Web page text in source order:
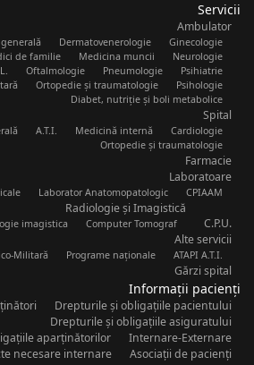
Servicii
Ambulator
Dermatovenerologie
Ginecologie
de familie Medicina muncii
Neurologie
Oftalmologie Pneumologie
Psihiatrie
Ortopedie și traumatologie
Psihologie
Diabet, nutriție și boli metabolice
Spital
A.T.I. Medicină internă
Cardiologie
Ortopedie și traumatologie
Farmacie
Laboratoare
Laborator Anatomopatologic CPIAAM
Radiologie și Imagistică
imagistica Computer Tomograf
C.P.U.
Alte servicii
Militară Programe naționale ATAPI A.T.I.
Gărzi spital
Informații pacienți
Drepturile și obligațiile pacientului
Drepturile și obligațiile asiguratului
aparținătorilor
Internare-Externare
necesare internare
Asociații de pacienți